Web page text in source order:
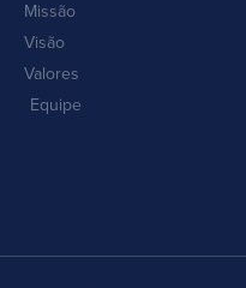
Missão
Visão
Valores
Equipe